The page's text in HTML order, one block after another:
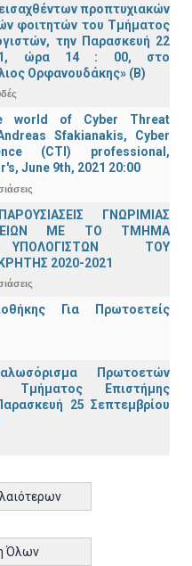
προπτυχιακών
φοιτητών του Τμήματος
την Παρασκευή 22
ώρα 14 : 00, στο
Ορφανουδάκης» (Β)
world of Cyber Threat
Sfakianakis, Cyber
(CTI) professional,
June 9th, 2021 20:00
ΓΝΩΡΙΜΙΑΣ
ΜΕ ΤΟ ΤΜΗΜΑ
ΤΟΥ
2020-2021
Για Πρωτοετείς
Πρωτοετών
Τμήματος Επιστήμης
25 Σεπτεμβρίου
Όλων